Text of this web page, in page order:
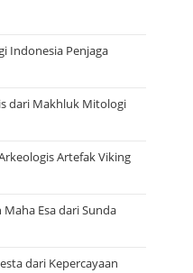
Indonesia Penjaga
dari Makhluk Mitologi
Artefak Viking
Esa dari Sunda
dari Kepercayaan